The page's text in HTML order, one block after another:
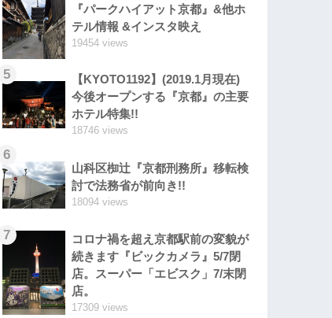
『パークハイアット京都』&他ホ
テル情報 &インスタ映え
19454 views
5
【KYOTO1192】(2019.1月現在)
今後オープンする『京都』の主要
ホテル特集!!
18746 views
6
山科区椥辻『京都刑務所』移転検
討で法務省が前向き!!
18094 views
7
コロナ禍を超え京都駅前の変貌が
続きます『ビックカメラ』5/7閉
店。スーパー「エビスク」7/末閉
店。
17309 views